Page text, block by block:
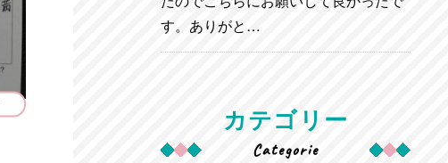
す。ありがと…
カテゴリー
Categorie